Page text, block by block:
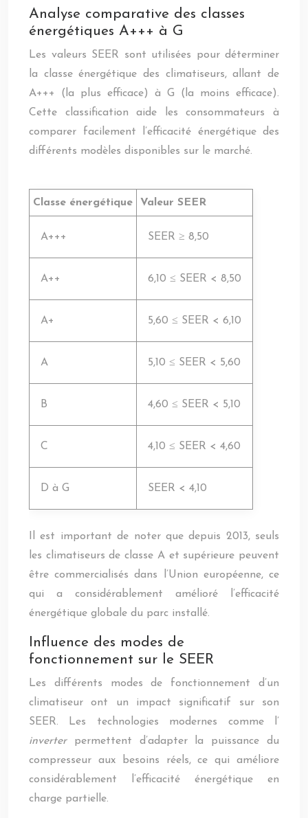
Analyse comparative des classes
énergétiques A+++ à G
Les valeurs SEER sont utilisées pour déterminer
la classe énergétique des climatiseurs, allant de
A+++ (la plus efficace) à G (la moins efficace).
Cette classification aide les consommateurs à
comparer facilement l’efficacité énergétique des
différents modèles disponibles sur le marché.
Classe énergétique Valeur SEER
A+++ SEER ≥ 8,50
A++ 6,10 ≤ SEER < 8,50
A+ 5,60 ≤ SEER < 6,10
A 5,10 ≤ SEER < 5,60
B 4,60 ≤ SEER < 5,10
C 4,10 ≤ SEER < 4,60
D à G SEER < 4,10
Il est important de noter que depuis 2013, seuls
les climatiseurs de classe A et supérieure peuvent
être commercialisés dans l’Union européenne, ce
qui a considérablement amélioré l’efficacité
énergétique globale du parc installé.
Influence des modes de
fonctionnement sur le SEER
Les différents modes de fonctionnement d’un
climatiseur ont un impact significatif sur son
SEER. Les technologies modernes comme l’
inverter permettent d’adapter la puissance du
compresseur aux besoins réels, ce qui améliore
considérablement l’efficacité énergétique en
charge partielle.